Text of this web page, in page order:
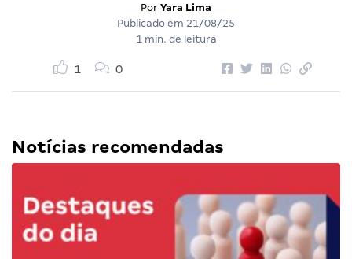
Por Yara Lima
Publicado em 21/08/25
1 min. de leitura
1 0
Notícias recomendadas